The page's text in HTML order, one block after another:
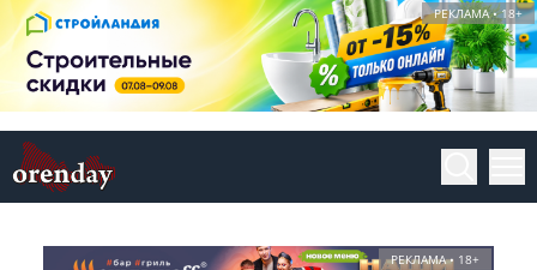
РЕКЛАМА • 18+
РЕКЛАМА • 18+